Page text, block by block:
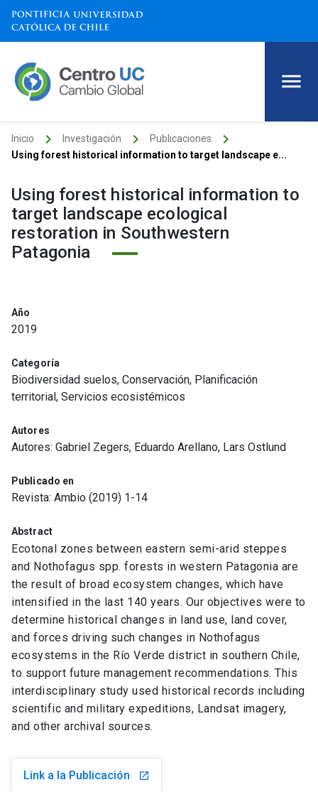
Inicio keyboard_arrow_right Investigación keyboard_arrow_right Publicaciones keyboard_arrow_right
Using forest historical information to target landscape e...
Using forest historical information to
target landscape ecological
restoration in Southwestern
Patagonia
Año
2019
Categoría
Biodiversidad suelos, Conservación, Planificación
territorial, Servicios ecosistémicos
Autores
Autores: Gabriel Zegers, Eduardo Arellano, Lars Ostlund
Publicado en
Revista: Ambio (2019) 1-14
Abstract
Ecotonal zones between eastern semi-arid steppes
and Nothofagus spp. forests in western Patagonia are
the result of broad ecosystem changes, which have
intensified in the last 140 years. Our objectives were to
determine historical changes in land use, land cover,
and forces driving such changes in Nothofagus
ecosystems in the Río Verde district in southern Chile,
to support future management recommendations. This
interdisciplinary study used historical records including
scientific and military expeditions, Landsat imagery,
and other archival sources.
Link a la Publicación launch